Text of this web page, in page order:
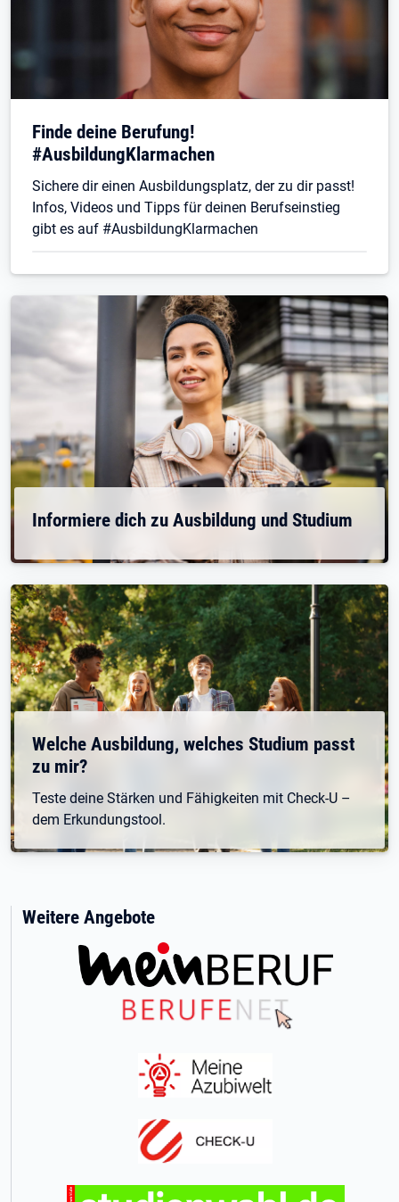
Finde deine Berufung!
#AusbildungKlarmachen
Sichere dir einen Ausbildungsplatz, der zu dir passt!
Infos, Videos und Tipps für deinen Berufseinstieg
gibt es auf #AusbildungKlarmachen
Informiere dich zu Ausbildung und Studium
Welche Ausbildung, welches Studium passt
zu mir?
Teste deine Stärken und Fähigkeiten mit Check-U –
dem Erkundungstool.
Weitere Angebote